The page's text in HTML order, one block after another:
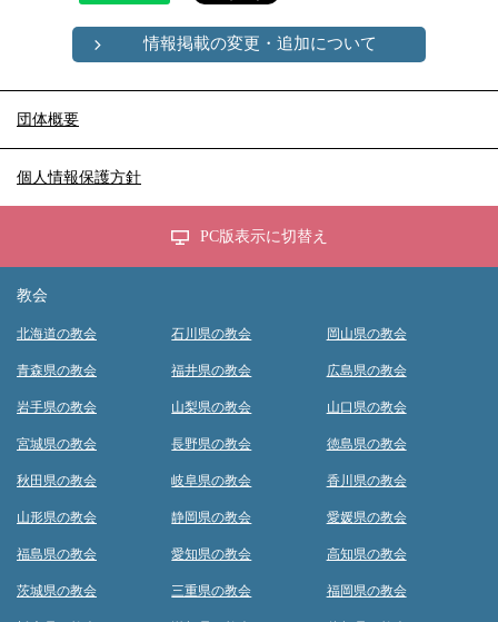
情報掲載の変更・追加について
団体概要
個人情報保護方針
PC版表示に切替え
教会
北海道の教会
青森県の教会
岩手県の教会
宮城県の教会
秋田県の教会
山形県の教会
福島県の教会
茨城県の教会
石川県の教会
福井県の教会
山梨県の教会
長野県の教会
岐阜県の教会
静岡県の教会
愛知県の教会
三重県の教会
岡山県の教会
広島県の教会
山口県の教会
徳島県の教会
香川県の教会
愛媛県の教会
高知県の教会
福岡県の教会